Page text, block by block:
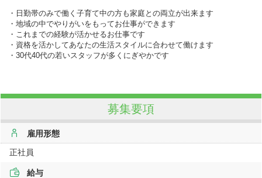
・日勤帯のみで働く子育て中の方も家庭との両立が出来ます
・地域の中でやりがいをもってお仕事ができます
・これまでの経験が活かせるお仕事です
・資格を活かしてあなたの生活スタイルに合わせて働けます
・30代40代の若いスタッフが多くにぎやかです
募集要項
雇用形態
正社員
給与